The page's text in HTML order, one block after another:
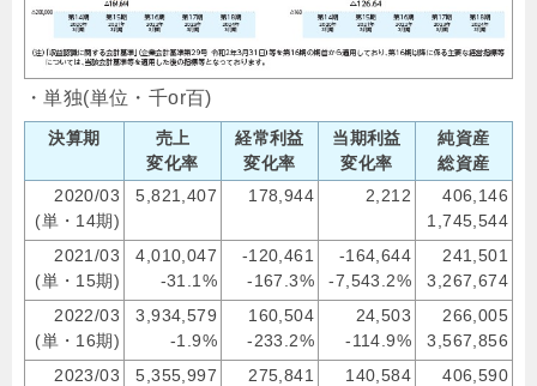
・単独(単位・千or百)
決算期
売上
変化率
経常利益
変化率
当期利益
変化率
純資産
総資産
2020/03
(単・14期)
5,821,407 178,944 2,212
406,146
1,745,544
2021/03
(単・15期)
4,010,047
-31.1%
-120,461
-167.3%
-164,644
-7,543.2%
241,501
3,267,674
2022/03
(単・16期)
3,934,579
-1.9%
160,504
-233.2%
24,503
-114.9%
266,005
3,567,856
2023/03
5,355,997
275,841
140,584
406,590